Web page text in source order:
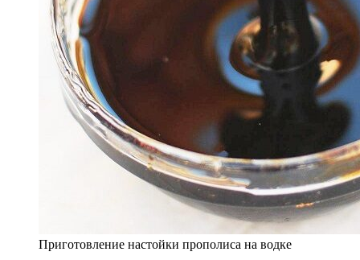
Приготовление настойки прополиса на водке